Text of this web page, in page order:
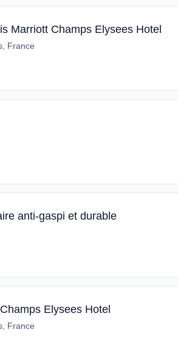
Marriott Champs Elysees Hotel
France
anti-gaspi et durable
Elysees Hotel
France